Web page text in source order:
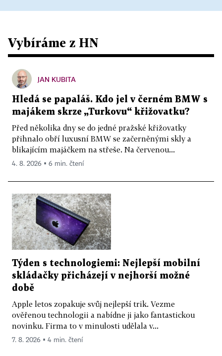
Vybíráme z HN
JAN KUBITA
Hledá se papaláš. Kdo jel v černém BMW s
majákem skrze „Turkovu“ křižovatku?
Před několika dny se do jedné pražské křižovatky
přihnalo obří luxusní BMW se začerněnými skly a
blikajícím majáčkem na střeše. Na červenou...
4. 8. 2026 ▪ 6 min. čtení
Týden s technologiemi: Nejlepší mobilní
skládačky přicházejí v nejhorší možné
době
Apple letos zopakuje svůj nejlepší trik. Vezme
ověřenou technologii a nabídne ji jako fantastickou
novinku. Firma to v minulosti udělala v...
7. 8. 2026 ▪ 4 min. čtení